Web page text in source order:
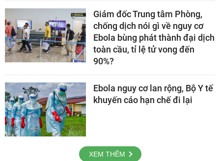
Giám đốc Trung tâm Phòng,
chống dịch nói gì về nguy cơ
Ebola bùng phát thành đại dịch
toàn cầu, tỉ lệ tử vong đến
90%?
Ebola nguy cơ lan rộng, Bộ Y tế
khuyến cáo hạn chế đi lại
XEM THÊM